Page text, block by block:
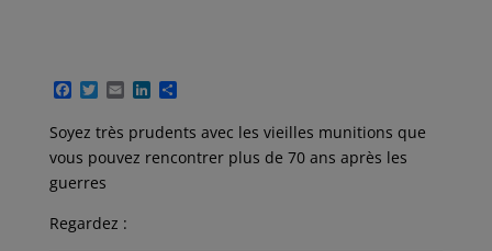
F
c
e
b
o
o
T
i
t
t
e
r
E
a
l
L
n
k
e
P
r
t
a
Soyez très prudents avec les vieilles munitions que
vous pouvez rencontrer plus de 70 ans après les
guerres
Regardez :